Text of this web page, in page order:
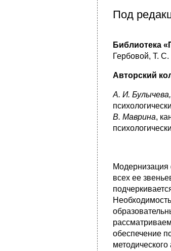
Под
Библиотека
Гербовой, Т.
Авторский
А. И. Булычева,
В. Маврина,
Модернизация
всех ее
обеспечение